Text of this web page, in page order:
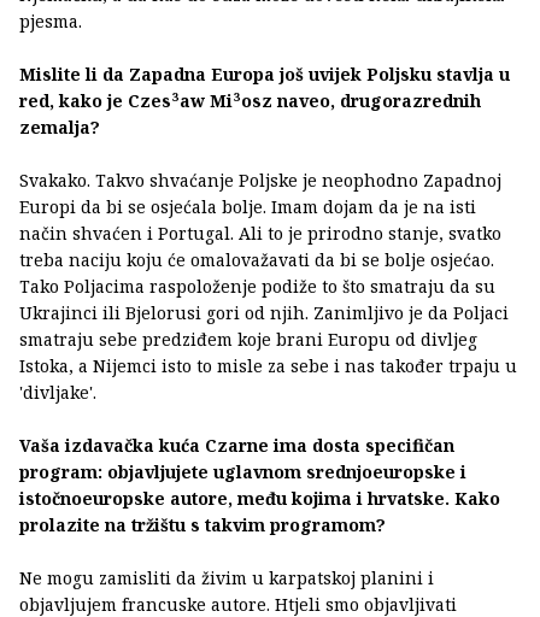
pjesma.
Mislite li da Zapadna Europa još uvijek Poljsku stavlja u
red, kako je Czes³aw Mi³osz naveo, drugorazrednih
zemalja?
Svakako. Takvo shvaćanje Poljske je neophodno Zapadnoj
Europi da bi se osjećala bolje. Imam dojam da je na isti
način shvaćen i Portugal. Ali to je prirodno stanje, svatko
treba naciju koju će omalovažavati da bi se bolje osjećao.
Tako Poljacima raspoloženje podiže to što smatraju da su
Ukrajinci ili Bjelorusi gori od njih. Zanimljivo je da Poljaci
smatraju sebe predziđem koje brani Europu od divljeg
Istoka, a Nijemci isto to misle za sebe i nas također trpaju u
'divljake'.
Vaša izdavačka kuća Czarne ima dosta specifičan
program: objavljujete uglavnom srednjoeuropske i
istočnoeuropske autore, među kojima i hrvatske. Kako
prolazite na tržištu s takvim programom?
Ne mogu zamisliti da živim u karpatskoj planini i
objavljujem francuske autore. Htjeli smo objavljivati